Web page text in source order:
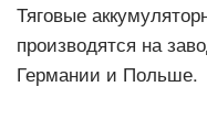
Тяговые
производятся на
Германии и Польше.